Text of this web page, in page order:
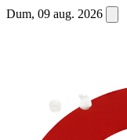
Dum, 09 aug. 2026